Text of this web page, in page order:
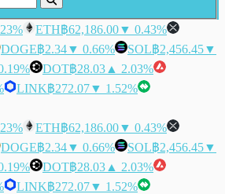
ETH฿62,186.00▼ 0.43%
DOGE฿2.34▼ 0.66% SOL฿2,456.45▼
DOT฿28.03 ▲ 2.03%
LINK฿272.07▼ 1.52%
ETH฿62,186.00▼ 0.43%
DOGE฿2.34▼ 0.66% SOL฿2,456.45▼
DOT฿28.03 ▲ 2.03%
LINK฿272.07▼ 1.52%